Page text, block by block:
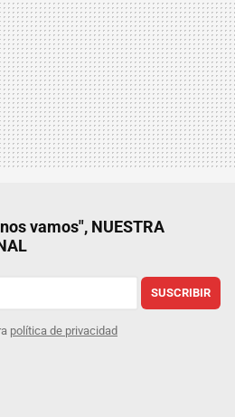
vamos", NUESTRA
SUSCRIBIR
política de privacidad